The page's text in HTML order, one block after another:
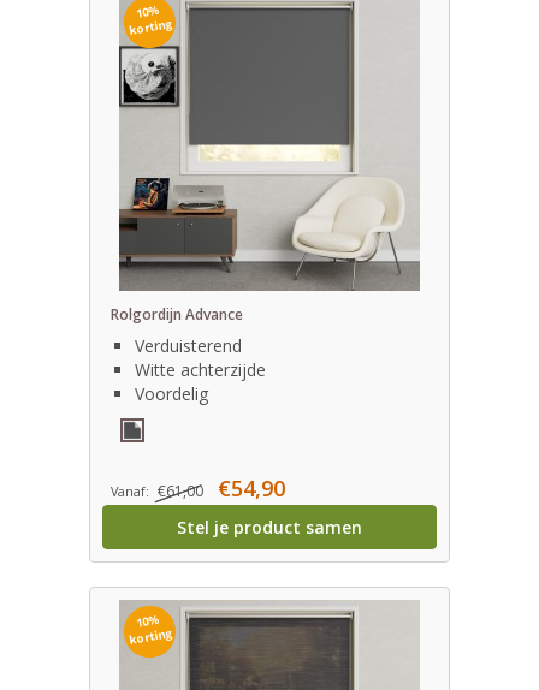
10%
korting
Rolgordijn Advance
Verduisterend
Witte achterzijde
Voordelig
Vanaf: €61,00 €54,90
Stel je product samen
10%
korting